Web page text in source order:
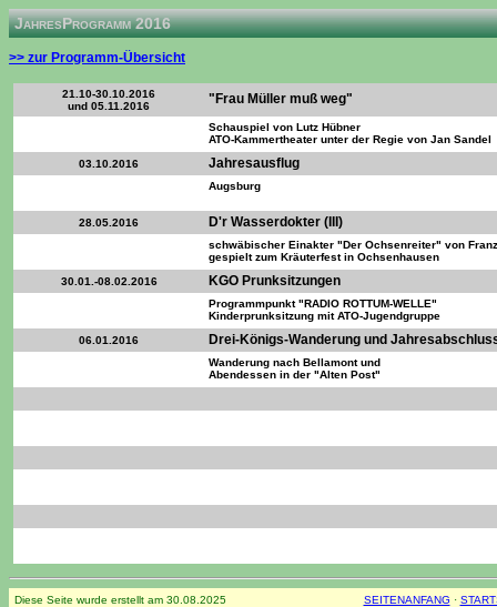
JahresProgramm 2016
>> zur Programm-Übersicht
21.10-30.10.2016
und 05.11.2016
"Frau Müller muß weg"
Schauspiel von Lutz Hübner
ATO-Kammertheater unter der Regie von Jan Sandel
03.10.2016
Jahresausflug
Augsburg
28 .05.2016 D'r Wasserdokter (III)
schwäbischer Einakter "Der Ochsenreiter" von
gespielt zum Kräuterfest in Ochsenhausen
30.01.-08.02.2016
KGO Prunksitzungen
Programmpunkt "RADIO ROTTUM-WELLE"
Kinderprunksitzung mit ATO-Jugendgruppe
06.01.2016
Drei-Königs-Wanderung und
Wanderung nach Bellamont und
Abendessen in der "Alten Post"
Diese Seite wurde erstellt am 30.08.2025 SEITENANFANG ·